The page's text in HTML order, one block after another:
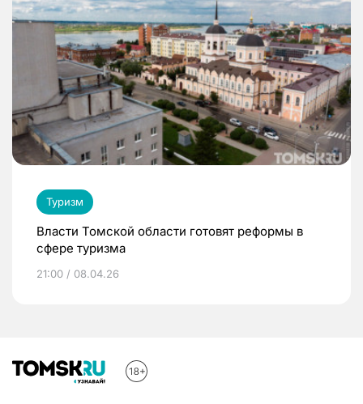
Туризм
Власти Томской области готовят реформы в
сфере туризма
21:00 / 08.04.26